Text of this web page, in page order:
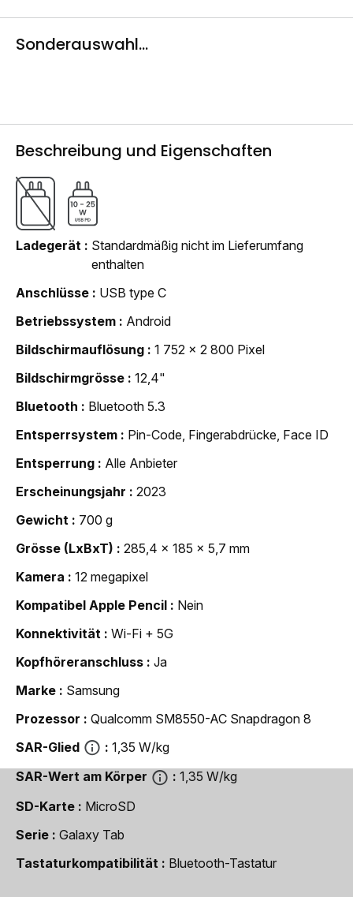
Sonderauswahl...
Beschreibung und Eigenschaften
Ladegerät
Standardmäßig nicht im Lieferumfang
enthalten
Anschlüsse
USB type C
Betriebssystem
Android
Bildschirmauflösung
1 752 x 2 800 Pixel
Bildschirmgrösse
12,4"
Bluetooth
Bluetooth 5.3
Entsperrsystem
Pin-Code, Fingerabdrücke, Face ID
Entsperrung
Alle Anbieter
Erscheinungsjahr
2023
Gewicht
700 g
Grösse (LxBxT)
285,4 x 185 x 5,7 mm
Kamera
12 megapixel
Kompatibel Apple Pencil
Nein
Konnektivität
Wi-Fi + 5G
Kopfhöreranschluss
Ja
Marke
Samsung
Prozessor
Qualcomm SM8550-AC Snapdragon 8
SAR-Glied
1,35 W/kg
SAR-Wert am Körper
1,35 W/kg
SD-Karte
MicroSD
Serie
Galaxy Tab
Tastaturkompatibilität
Bluetooth-Tastatur